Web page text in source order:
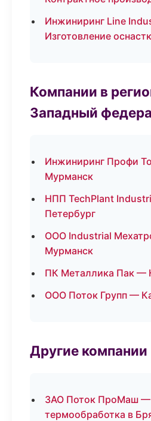
Инжиниринг Line
Изготовление
Компании в
Западный
Инжиниринг Профи
Мурманск
НПП TechPlant
Петербург
ООО Industrial
Мурманск
ПК Металлика Пак —
ООО Поток Групп —
Другие компании
ЗАО Поток ПроМаш —
термообработка в